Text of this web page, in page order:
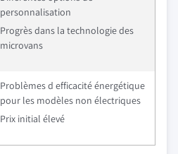
personnalisation
Progrès dans la technologie des
microvans
Problèmes d efficacité énergétique
pour les modèles non électriques
Prix initial élevé